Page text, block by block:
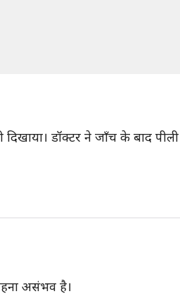
डॉक्टर ने जाँच के बाद
असंभव है।